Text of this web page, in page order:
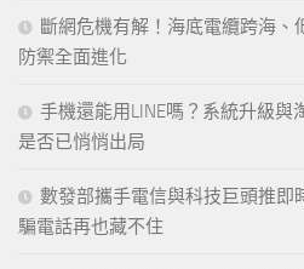
斷網危機有解！海底電纜跨海、
防禦全面進化
手機還能用LINE嗎？系統升級
是否已悄悄出局
數發部攜手電信與科技巨頭推即
騙電話再也藏不住